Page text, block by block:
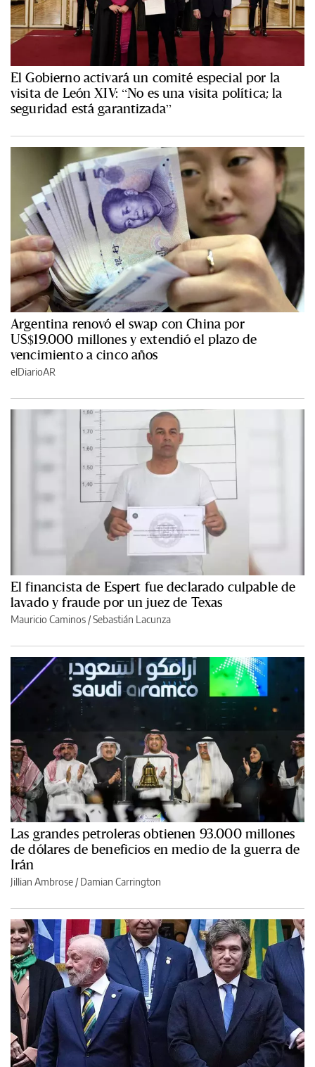
El Gobierno activará un comité especial por la
visita de León XIV: “No es una visita política; la
seguridad está garantizada”
Argentina renovó el swap con China por
US$19.000 millones y extendió el plazo de
vencimiento a cinco años
elDiarioAR
El financista de Espert fue declarado culpable de
lavado y fraude por un juez de Texas
Mauricio Caminos /Sebastián Lacunza
Las grandes petroleras obtienen 93.000 millones
de dólares de beneficios en medio de la guerra de
Irán
Jillian Ambrose / Damian Carrington